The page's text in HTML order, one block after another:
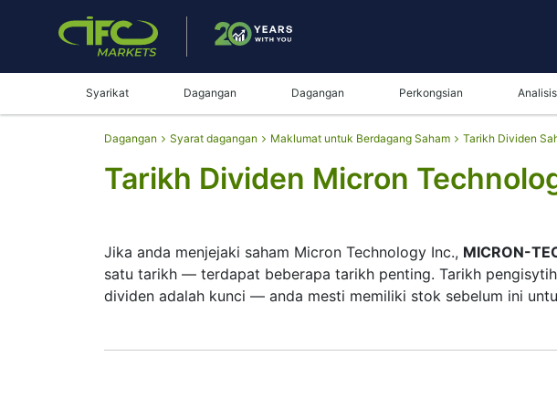
Syarikat Dagangan Dagangan Perkongsian Analisis
Dagangan Syarat dagangan Maklumat untuk Berdagang Saham Tarikh Dividen
Tarikh Dividen Micron
Jika anda menjejaki saham Micron Technology Inc., MICRON-
satu tarikh — terdapat beberapa tarikh penting. Tarikh
dividen adalah kunci — anda mesti memiliki stok sebelum ini
Tarikh rekod ialah apabila Micron Technology Inc. menyemak